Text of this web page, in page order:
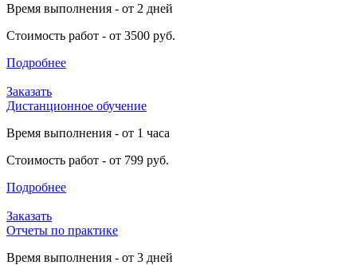
Время выполнения - от 2 дней
Стоимость работ - от 3500 руб.
Подробнее
Заказать
Дистанционное обучение
Время выполнения - от 1 часа
Стоимость работ - от 799 руб.
Подробнее
Заказать
Отчеты по практике
Время выполнения - от 3 дней